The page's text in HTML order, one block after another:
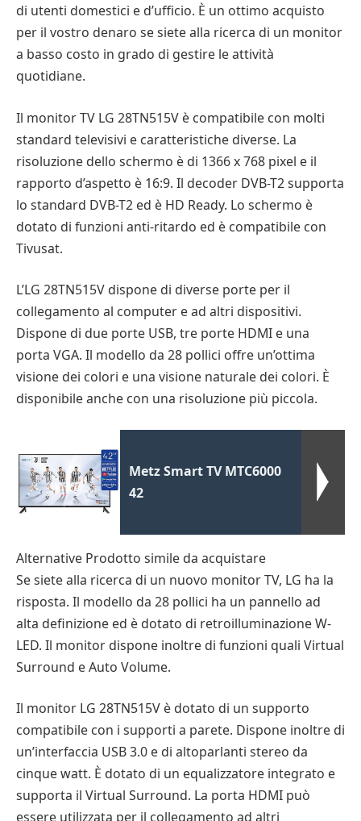
di utenti domestici e d’ufficio. È un ottimo acquisto
per il vostro denaro se siete alla ricerca di un monitor
a basso costo in grado di gestire le attività
quotidiane.
Il monitor TV LG 28TN515V è compatibile con molti
standard televisivi e caratteristiche diverse. La
risoluzione dello schermo è di 1366 x 768 pixel e il
rapporto d’aspetto è 16:9. Il decoder DVB-T2 supporta
lo standard DVB-T2 ed è HD Ready. Lo schermo è
dotato di funzioni anti-ritardo ed è compatibile con
Tivusat.
L’LG 28TN515V dispone di diverse porte per il
collegamento al computer e ad altri dispositivi.
Dispone di due porte USB, tre porte HDMI e una
porta VGA. Il modello da 28 pollici offre un’ottima
visione dei colori e una visione naturale dei colori. È
disponibile anche con una risoluzione più piccola.
Metz Smart TV MTC6000
42
Alternative Prodotto simile da acquistare
Se siete alla ricerca di un nuovo monitor TV, LG ha la
risposta. Il modello da 28 pollici ha un pannello ad
alta definizione ed è dotato di retroilluminazione W-
LED. Il monitor dispone inoltre di funzioni quali Virtual
Surround e Auto Volume.
Il monitor LG 28TN515V è dotato di un supporto
compatibile con i supporti a parete. Dispone inoltre di
un’interfaccia USB 3.0 e di altoparlanti stereo da
cinque watt. È dotato di un equalizzatore integrato e
supporta il Virtual Surround. La porta HDMI può
essere utilizzata per il collegamento ad altri